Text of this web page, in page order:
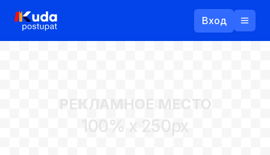
Вход
РЕКЛАМНОЕ МЕСТО
100% x 250px